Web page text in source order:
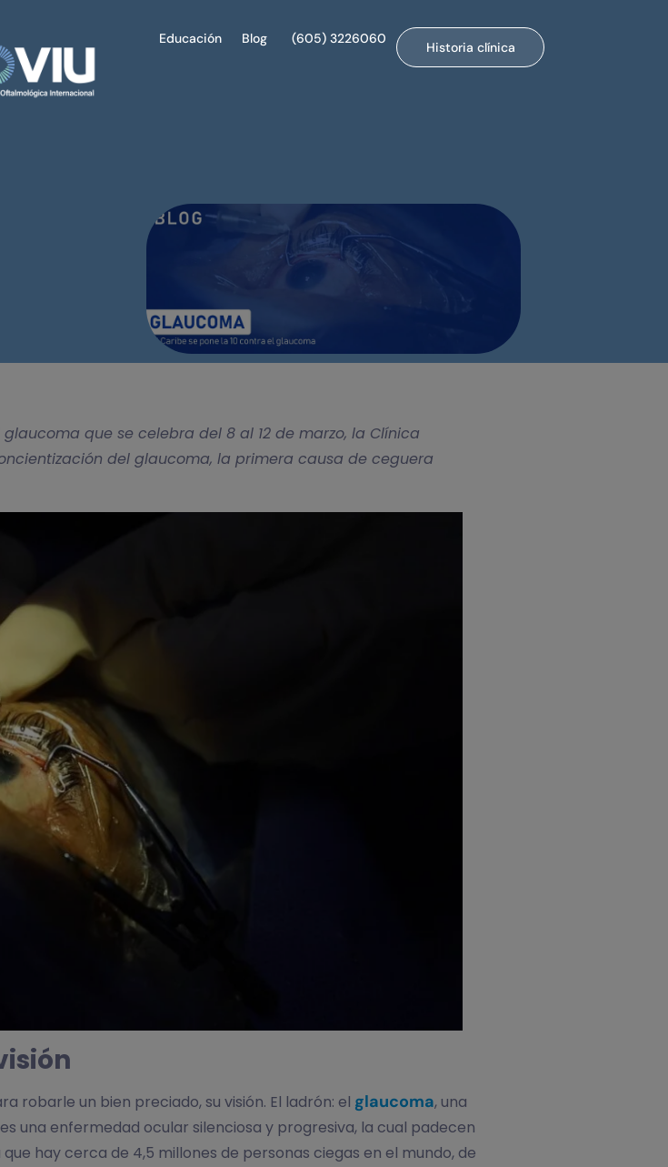
Educación Blog (605) 3226060
Historia clínica
que se celebra del 8 al 12 de marzo, la Clínica
del glaucoma, la primera causa de ceguera
robarle un bien preciado, su visión. El ladrón: el glaucoma, una
una enfermedad ocular silenciosa y progresiva, la cual padecen
hay cerca de 4,5 millones de personas ciegas en el mundo, de